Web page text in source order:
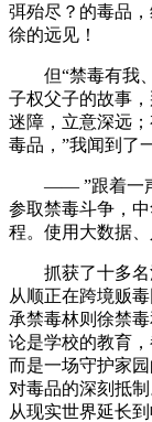
弭殆尽？的毒品
徐的远见！
但“禁毒有我、
子权父子的故事
迷障，立意深远
毒品，”我闻到了
—— ”跟着一声
参取禁毒斗争，
程。使用大数据
抓获了十多名
从顺正在跨境贩
承禁毒林则徐禁
论是学校的教育
而是一场守护家
对毒品的深刻抵
从现实世界延长